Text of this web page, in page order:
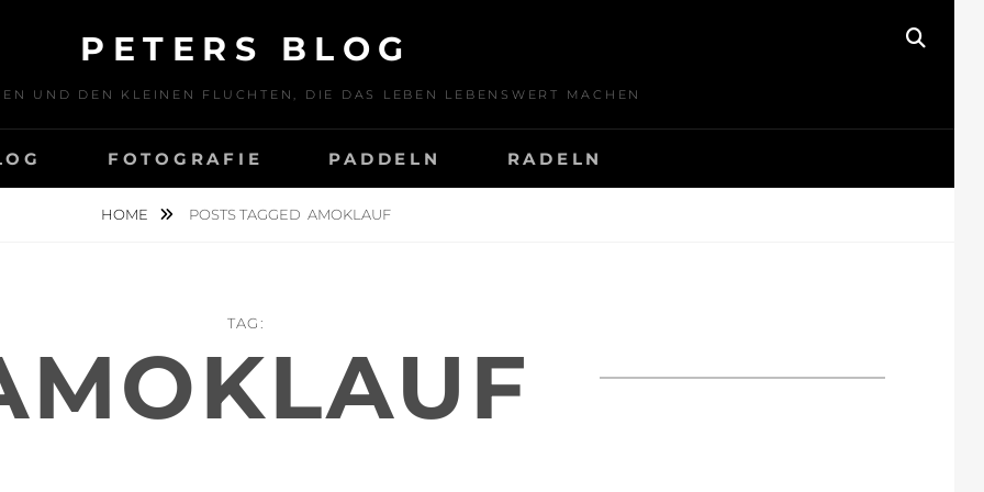
PETERS BLOG
UND DEN KLEINEN FLUCHTEN, DIE DAS LEBEN LEBENSWERT MACHEN
FOTOGRAFIE PADDELN RADELN
HOME POSTS TAGGED AMOKLAUF
TAG: